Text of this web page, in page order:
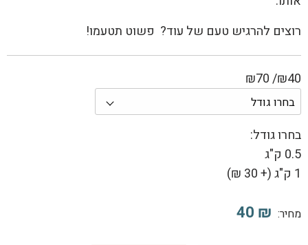
רוצים להרגיש טעם של עוד? פשוט תטעמו!
₪40/ ₪70
בחרו גודל:
0.5 ק"ג
1 ק"ג (
+
מחיר: ₪
40